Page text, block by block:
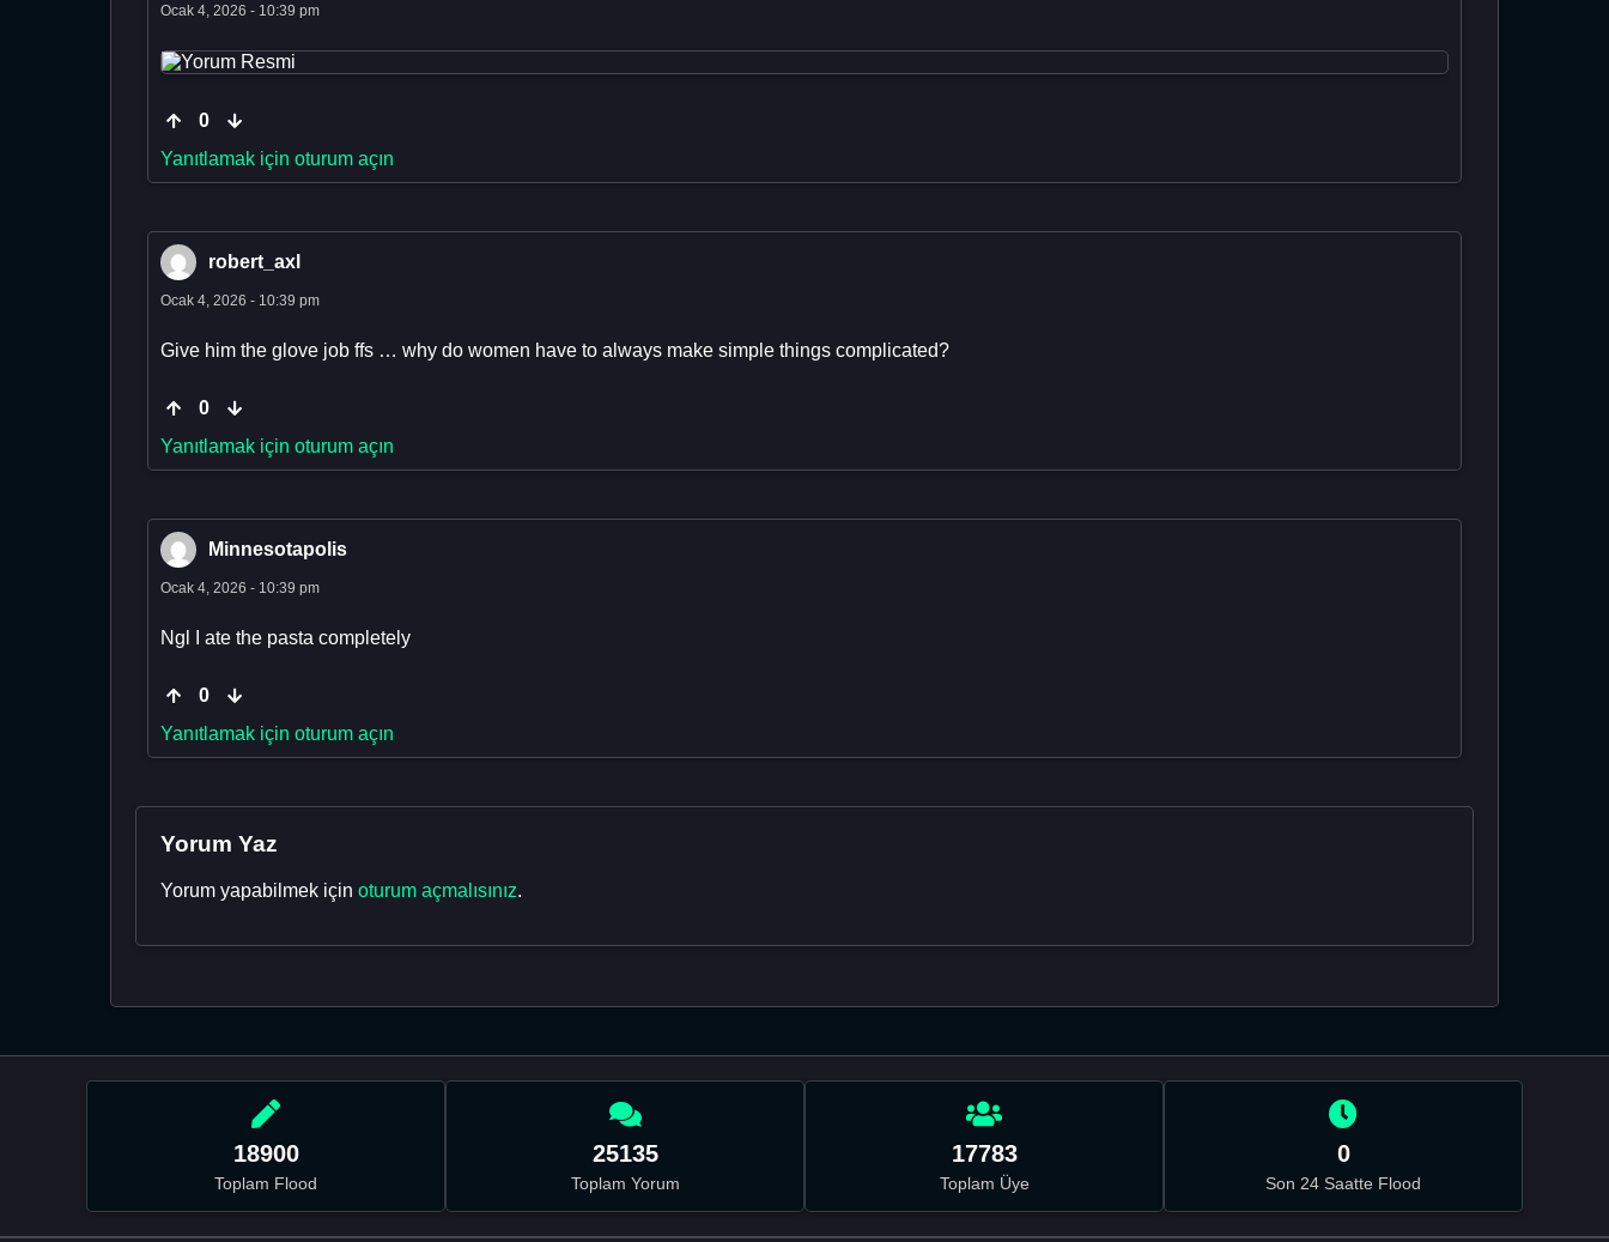
Ocak 4, 2026 - 10:39 pm
0
Yanıtlamak için oturum açın
robert_axl
Ocak 4, 2026 - 10:39 pm
Give him the glove job ffs … why do women have to always make simple things complicated?
0
Yanıtlamak için oturum açın
Minnesotapolis
Ocak 4, 2026 - 10:39 pm
Ngl I ate the pasta completely
0
Yanıtlamak için oturum açın
Yorum Yaz
Yorum yapabilmek için oturum açmalısınız.
18900
Toplam Flood
25135
Toplam Yorum
17783
Toplam Üye
0
Son 24 Saatte Flood